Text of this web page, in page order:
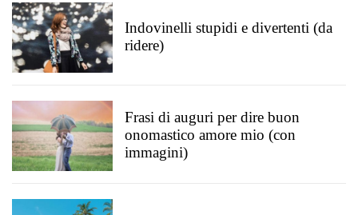
Indovinelli stupidi e divertenti (da
ridere)
Frasi di auguri per dire buon
onomastico amore mio (con
immagini)